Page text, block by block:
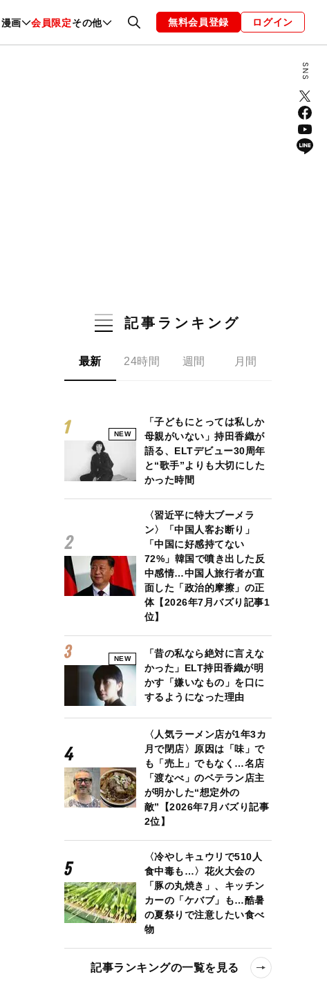
漫画 会員限定その他
ファッション 恋愛・結婚 編集部 お知らせ
無料会員登録 ログイン
記事ランキング
最新 24時間 週間 月間
NEW
「子どもにとっては私しか
母親がいない」持田香織が
語る、ELTデビュー30周年
と“歌手”よりも大切にした
かった時間
〈習近平に特大ブーメラ
ン〉「中国人客お断り」
「中国に好感持てない
72%」韓国で噴き出した反
中感情…中国人旅行者が直
面した「政治的摩擦」の正
体【2026年7月バズり記事1
位】
NEW
「昔の私なら絶対に言えな
かった」ELT持田香織が明
かす「嫌いなもの」を口に
するようになった理由
〈人気ラーメン店が1年3カ
月で閉店〉原因は「味」で
も「売上」でもなく…名店
「渡なべ」のベテラン店主
が明かした“想定外の
敵”【2026年7月バズり記事
2位】
〈冷やしキュウリで510人
食中毒も…〉花火大会の
「豚の丸焼き」、キッチン
カーの「ケバブ」も…酷暑
の夏祭りで注意したい食べ
物
記事ランキングの一覧を見る